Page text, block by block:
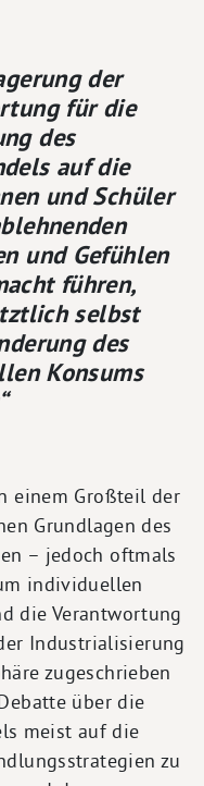
der
für die
des
auf die
und Schüler
und Gefühlen
führen,
selbst
des
Konsums
einem Großteil der
Grundlagen des
– jedoch oftmals
individuellen
die Verantwortung
Industrialisierung
zugeschrieben
über die
meist auf die
zu